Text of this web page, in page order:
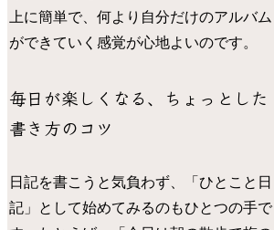
上に簡単で、何より自分だけのアルバム
ができていく感覚が心地よいのです。
毎日が楽しくなる、ちょっとした
書き方のコツ
日記を書こうと気負わず、「ひとこと日
記」として始めてみるのもひとつの手で